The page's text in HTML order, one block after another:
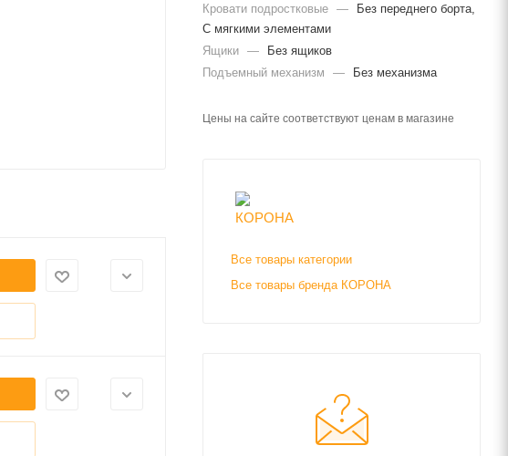
Кровати подростковые —
Без переднего борта,
С мягкими элементами
Ящики —
Без ящиков
Подъемный механизм
— Без механизма
Цены на сайте соответствуют ценам в магазине
Все товары категории
Все товары бренда КОРОНА